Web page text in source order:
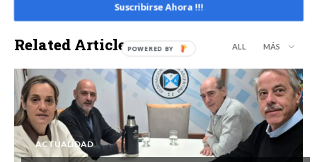
Related Articles ALL MÁS
ACTUALIDAD
Suscribirse Ahora !!!